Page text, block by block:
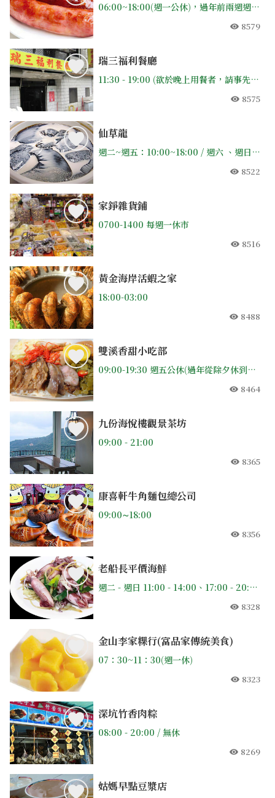
06:00~18:00(週一公休)，過年前兩週週一不休息
人氣
8579
瑞三福利餐廳
11:30 - 19:00 (欲於晚上用餐者，請事先電話預約)
人氣
8575
仙草龍
週二~週五：10:00~18:00 / 週六 、週日: 10:00~19:30 (每週一公休)
人氣
8522
家錚雜貨鋪
0700-1400 每週一休市
人氣
8516
黃金海岸活蝦之家
18:00-03:00
人氣
8488
雙溪香甜小吃部
09:00-19:30 週五公休(過年從除夕休到初四)
人氣
8464
九份海悅樓觀景茶坊
09:00 - 21:00
人氣
8365
康喜軒牛角麵包總公司
09:00∼18:00
人氣
8356
老船長平價海鮮
週二 - 週日 11:00 - 14:00、17:00 - 20:00 / 週一公休
人氣
8328
金山李家粿行(富品家傳統美食)
07：30~11：30(週一休)
人氣
8323
深坑竹香肉粽
08:00 - 20:00 / 無休
人氣
8269
姑媽早點豆漿店